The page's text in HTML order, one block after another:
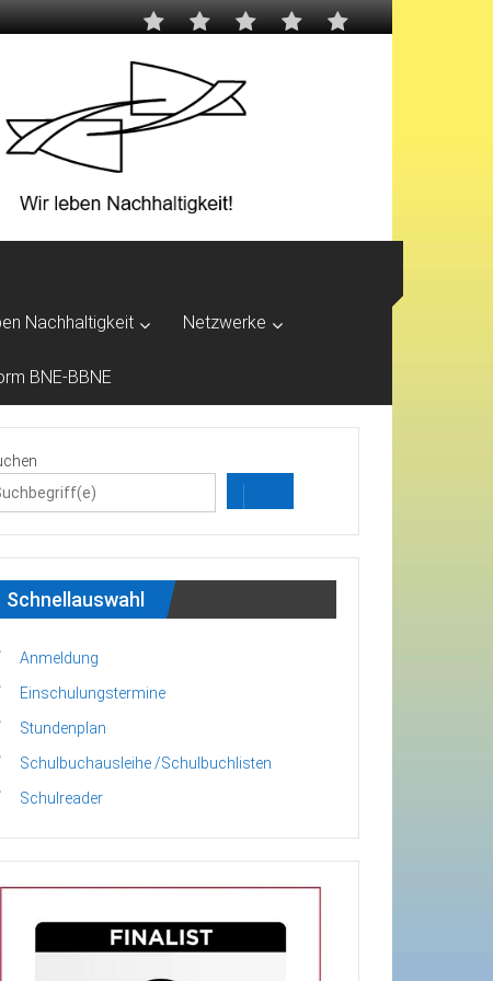
Nachhaltigkeit Netzwerke
BNE-BBNE
Schnellauswahl
Anmeldung
Einschulungstermine
Stundenplan
Schulbuchausleihe /Schulbuchlisten
Schulreader